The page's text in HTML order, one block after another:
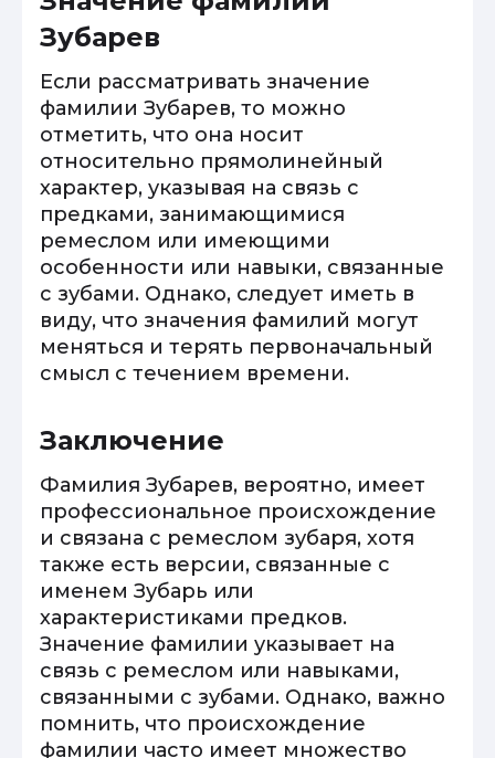
Зубарев
Если рассматривать значение
фамилии Зубарев, то можно
отметить, что она носит
относительно прямолинейный
характер, указывая на связь с
предками, занимающимися
ремеслом или имеющими
особенности или навыки, связанные
с зубами. Однако, следует иметь в
виду, что значения фамилий могут
меняться и терять первоначальный
смысл с течением времени.
Заключение
Фамилия Зубарев, вероятно, имеет
профессиональное происхождение
и связана с ремеслом зубаря, хотя
также есть версии, связанные с
именем Зубарь или
характеристиками предков.
Значение фамилии указывает на
связь с ремеслом или навыками,
связанными с зубами. Однако, важно
помнить, что происхождение
фамилии часто имеет множество